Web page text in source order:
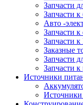
Запчасти
Запчасти
Авто -
Запчасти
Запчасти
Заказные
Запчасти
Запчасти к
Источники